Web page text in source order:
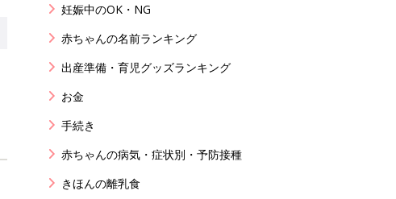
妊娠中のOK・NG
赤ちゃんの名前ランキング
出産準備・育児グッズランキング
お金
手続き
赤ちゃんの病気・症状別・予防接種
きほんの離乳食